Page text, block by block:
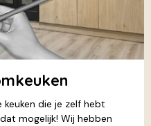
keuken die je zelf hebt
mogelijk! Wij hebben